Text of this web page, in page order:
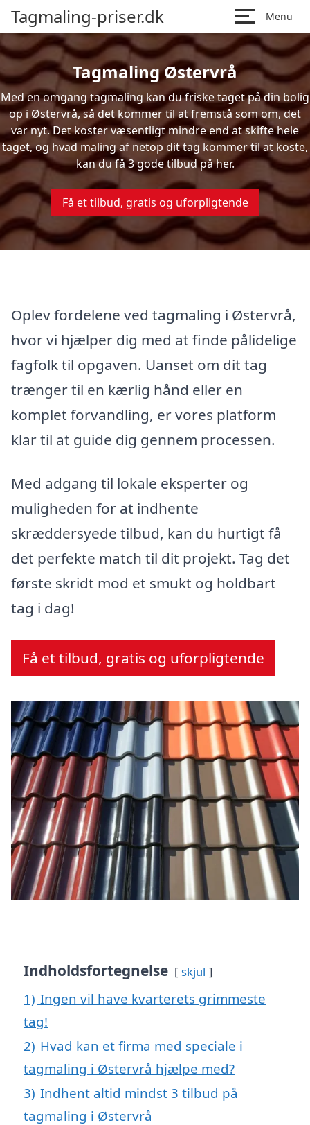
Tagmaling-priser.dk Menu
Tagmaling Østervrå
Med en omgang tagmaling kan du friske taget på din bolig
op i Østervrå, så det kommer til at fremstå som om, det
var nyt. Det koster væsentligt mindre end at skifte hele
taget, og hvad maling af netop dit tag kommer til at koste,
kan du få 3 gode tilbud på her.
Få et tilbud, gratis og uforpligtende
Oplev fordelene ved tagmaling i Østervrå,
hvor vi hjælper dig med at finde pålidelige
fagfolk til opgaven. Uanset om dit tag
trænger til en kærlig hånd eller en
komplet forvandling, er vores platform
klar til at guide dig gennem processen.
Med adgang til lokale eksperter og
muligheden for at indhente
skræddersyede tilbud, kan du hurtigt få
det perfekte match til dit projekt. Tag det
første skridt mod et smukt og holdbart
tag i dag!
Få et tilbud, gratis og uforpligtende
Indholdsfortegnelse skjul
1) Ingen vil have kvarterets grimmeste
tag!
2) Hvad kan et firma med speciale i
tagmaling i Østervrå hjælpe med?
3) Indhent altid mindst 3 tilbud på
tagmaling i Østervrå